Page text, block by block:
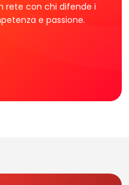
rete con chi difende i
e passione.